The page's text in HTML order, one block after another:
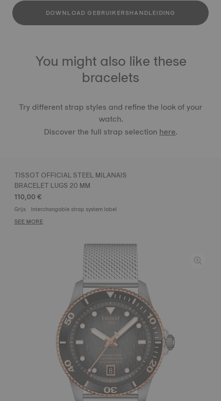
DOWNLOAD GEBRUIKERSHANDLEIDING
You might also like these
bracelets
Try different strap styles and refine the look of your
watch.
Discover the full strap selectionhere.
TISSOT OFFICIAL STEEL MILANAIS
BRACELET LUGS 20 MM
110,00 €
Grijs Interchangable strap system label
SEE MORE